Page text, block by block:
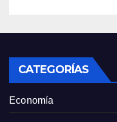
CATEGORÍAS
Economía